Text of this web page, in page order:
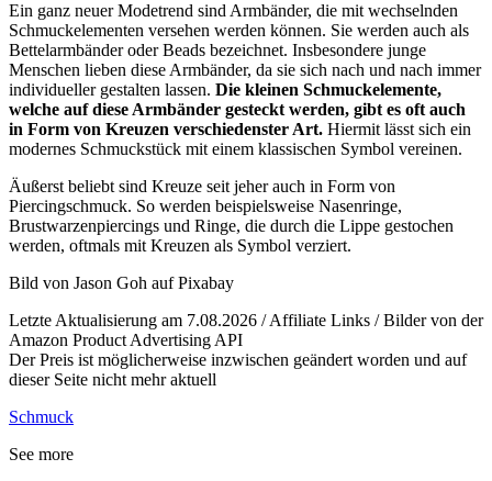
Ein ganz neuer Modetrend sind Armbänder, die mit wechselnden
Schmuckelementen versehen werden können. Sie werden auch als
Bettelarmbänder oder Beads bezeichnet. Insbesondere junge
Menschen lieben diese Armbänder, da sie sich nach und nach immer
individueller gestalten lassen. Die kleinen Schmuckelemente,
welche auf diese Armbänder gesteckt werden, gibt es oft auch
in Form von Kreuzen verschiedenster Art. Hiermit lässt sich ein
modernes Schmuckstück mit einem klassischen Symbol vereinen.
Äußerst beliebt sind Kreuze seit jeher auch in Form von
Piercingschmuck. So werden beispielsweise Nasenringe,
Brustwarzenpiercings und Ringe, die durch die Lippe gestochen
werden, oftmals mit Kreuzen als Symbol verziert.
Bild von Jason Goh auf Pixabay
Letzte Aktualisierung am 7.08.2026 / Affiliate Links / Bilder von der
Amazon Product Advertising API
Der Preis ist möglicherweise inzwischen geändert worden und auf
dieser Seite nicht mehr aktuell
Schmuck
See more